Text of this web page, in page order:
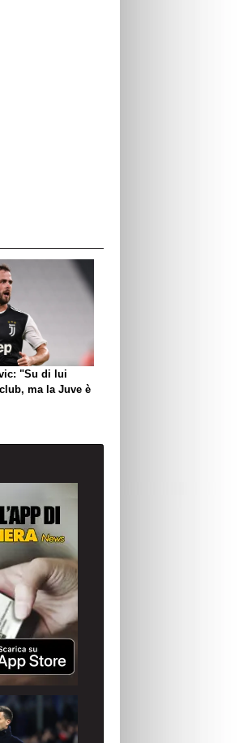
"Su di lui
ma la Juve è